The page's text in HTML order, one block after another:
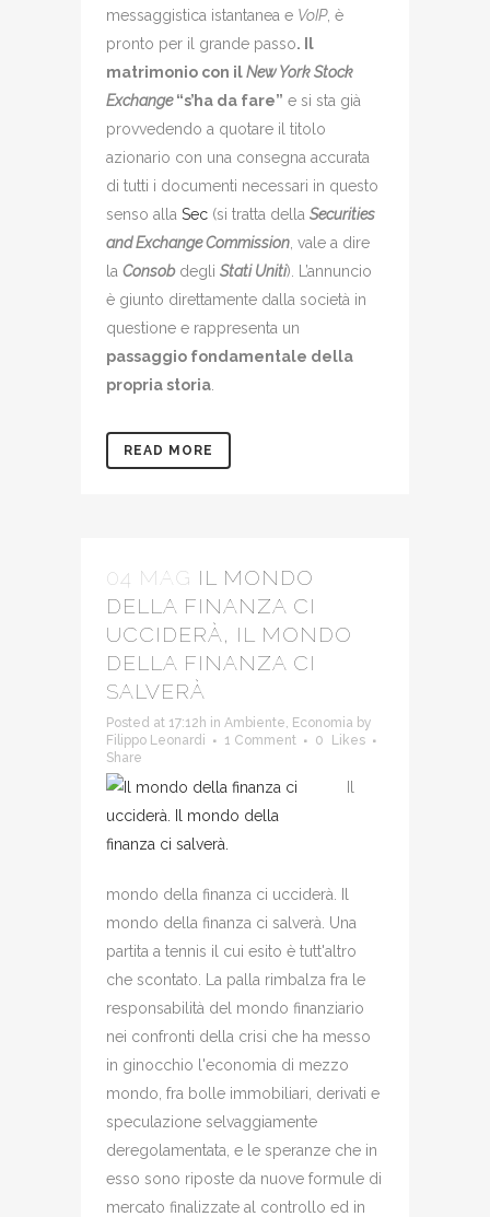
messaggistica istantanea e VoIP, è
pronto per il grande passo. Il
matrimonio con ilNew York Stock
Exchange“s’ha da fare” e si sta già
provvedendo a quotare il titolo
azionario con una consegna accurata
di tutti i documenti necessari in questo
senso alla Sec (si tratta della Securities
and Exchange Commission , vale a dire
la Consobdegli Stati Uniti). L’annuncio
è giunto direttamente dalla società in
questione e rappresenta un
passaggio fondamentale della
propria storia
READ MORE
04 MAG IL MONDO
DELLA FINANZA CI
UCCIDERÀ, IL MONDO
DELLA FINANZA CI
SALVERÀ
Posted at 17:12h in Ambiente, Economia by
Filippo Leonardi
1 Comment 0
Likes
Share
mondo della finanza ci ucciderà. Il
mondo della finanza ci salverà. Una
partita a tennis il cui esito è tutt'altro
che scontato. La palla rimbalza fra le
responsabilità del mondo finanziario
nei confronti della crisi che ha messo
in ginocchio l'economia di mezzo
mondo, fra bolle immobiliari, derivati e
speculazione selvaggiamente
deregolamentata, e le speranze che in
esso sono riposte da nuove formule di
mercato finalizzate al controllo ed in